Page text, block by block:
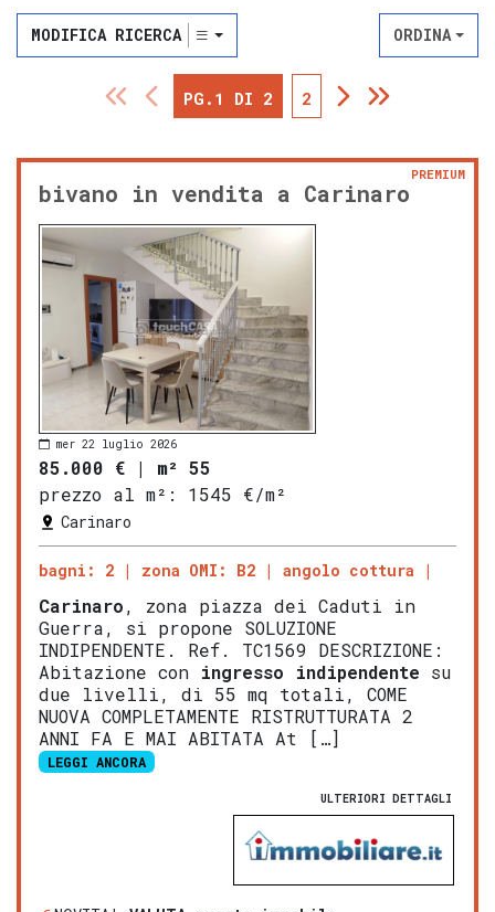
MODIFICA RICERCA ORDINA
PG.1 DI 2 2
bivano in vendita a Carinaro
PREMIUM
mer 22 luglio 2026
85.000 € | m² 55
prezzo al m²:
1545 €/m²
Carinaro
bagni: 2 zona OMI: B2 angolo cottura
Carinaro, zona piazza dei Caduti in
Guerra, si propone SOLUZIONE
INDIPENDENTE. Ref. TC1569 DESCRIZIONE:
Abitazione con ingresso indipendente su
due livelli, di 55 mq totali, COME
NUOVA COMPLETAMENTE RISTRUTTURATA 2
ANNI FA E MAI ABITATA At […]
LEGGI ANCORA
ULTERIORI DETTAGLI